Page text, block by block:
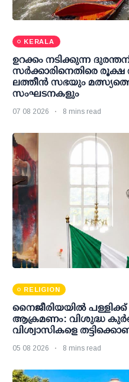
KERALA
ഉറക്കം നടിക്കുന്ന
സര്‍ക്കാരിനെതിരെ
ലത്തീന്‍ സഭയും
സംഘടനകളും
07 08 2026 8 mins read
RELIGION
നൈജീരിയയിൽ
ആക്രമണം: വിശുദ്ധ
വിശ്വാസികളെ
05 08 2026 8 mins read